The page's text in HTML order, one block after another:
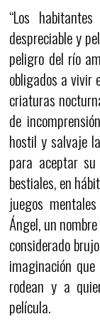
“Los
despreciable y
peligro del río
obligados a vivir
criaturas
de
hostil y salvaje
para aceptar
bestiales, en
juegos
Ángel, un
considerado
imaginación
rodean y a
película.